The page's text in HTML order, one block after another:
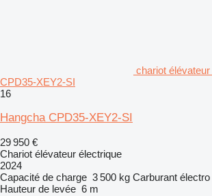
chariot
CPD35-XEY2-SI
16
Hangcha CPD35-XEY2-SI
29 950 €
Chariot élévateur électrique
2024
Capacité de charge 3 500 kg Carburant électro
Hauteur de levée 6 m